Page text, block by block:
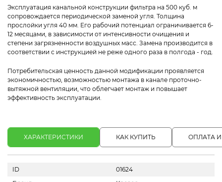
Эксплуатация канальной конструкции фильтра на 500 куб. м
сопровождается периодической заменой угля. Толщина
прослойки угля 40 мм. Его рабочий потенциал ограничивается 6-
12 месяцами, в зависимости от интенсивности очищения и
степени загрязненности воздушных масс. Замена производится в
соответствии с инструкцией не реже одного раза в полгода - год.
Потребительская ценность данной модификации проявляется
экономичностью, возможностью монтажа в канале проточно-
вытяжной вентиляции, что облегчает монтаж и повышает
эффективность эксплуатации.
ХАРАКТЕРИСТИКИ КАК КУПИТЬ ОПЛАТА
ID
01624